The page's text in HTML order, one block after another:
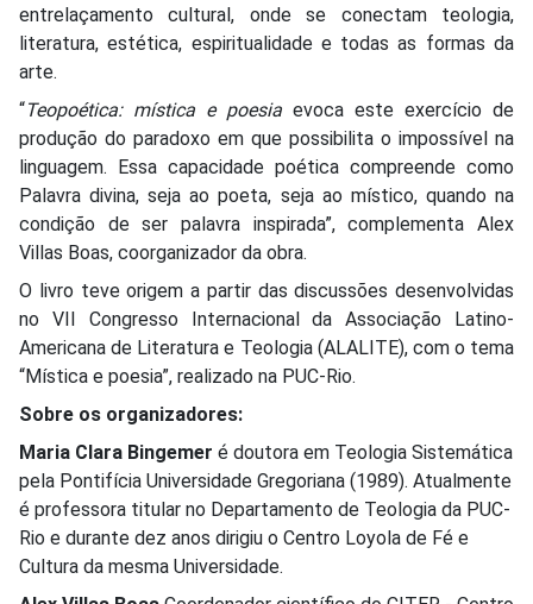
entrelaçamento cultural, onde se conectam teologia,
literatura, estética, espiritualidade e todas as formas da
arte.
“Teopoética: mística e poesia evoca este exercício de
produção do parado­xo em que possibilita o impossível na
linguagem. Essa capacidade poética compreende como
Palavra divina, seja ao poeta, seja ao místico, quando na
condição de ser palavra inspirada”, complementa Alex
Villas Boas, coorganizador da obra.
O livro teve origem a partir das discussões desenvolvidas
no VII Con­gresso Internacional da Associação Latino-
Americana de Literatura e Teologia (ALALITE), com o tema
“Mística e poesia”, realizado na PUC-Rio.
Sobre os organizadores:
Maria Clara Bingemer é doutora em Teologia Sistemática
pela Pontifícia Universidade Gregoriana (1989). Atualmente
é professora titular no Departamento de Teologia da PUC-
Rio e durante dez anos dirigiu o Centro Loyola de Fé e
Cultura da mesma Universidade.